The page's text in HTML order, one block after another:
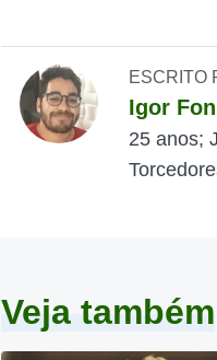
ESCRITO
Igor
25 anos;
Veja também